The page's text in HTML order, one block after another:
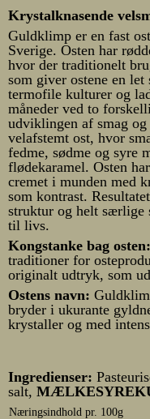
Krystalknasende
Guldklimp er en fast
Sverige. Osten har
hvor der traditionelt
som giver ostene en
termofile kulturer og
måneder ved to
udviklingen af smag
velafstemt ost, hvor
fedme, sødme og syre
flødekaramel. Osten
cremet i munden med
som kontrast.
struktur og helt særlige
til livs.
Kongstanke bag osten:
traditioner for
originalt udtryk, som
Ostens navn:
bryder i ukurante
krystaller og med
Ingredienser:
salt,
Næringsindhold pr. 100g